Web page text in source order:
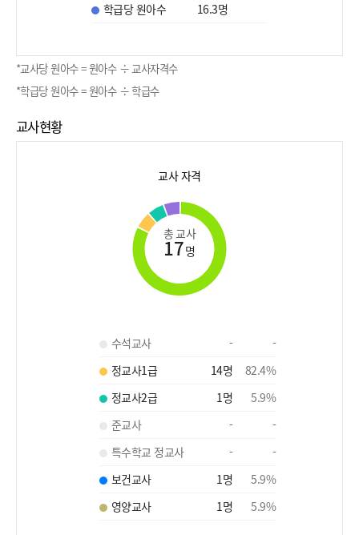
학급당 원아수
16.3명
*교사당 원아수 = 원아수 ÷ 교사자격수
*학급당 원아수 = 원아수 ÷ 학급수
교사현황
교사 자격
총 교사
17명
수석교사 -
-
정교사1급
14명 82.4%
정교사2급
1명 5.9%
준교사
-
-
특수학교 정교사
-
-
보건교사
1명 5.9%
영양교사
1명 5.9%